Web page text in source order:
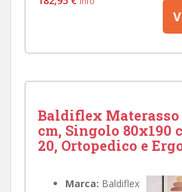
Baldiflex Materasso
cm, Singolo 80x190
20, Ortopedico e
Marca: Baldiflex